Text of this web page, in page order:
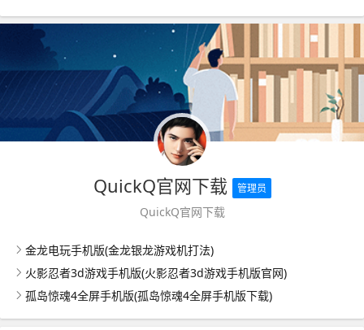
QuickQ官网下载 管理员
QuickQ官网下载
金龙电玩手机版(金龙银龙游戏机打法)
火影忍者3d游戏手机版(火影忍者3d游戏手机版官网)
孤岛惊魂4全屏手机版(孤岛惊魂4全屏手机版下载)